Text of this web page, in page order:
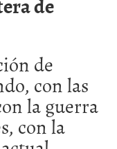
de
con las
la guerra
con la